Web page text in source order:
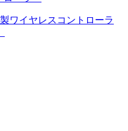
ワイヤレスコントローラ